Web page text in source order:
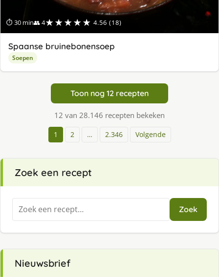
⏱ 30 min👥 4★★★★★ 4.56 (18)
Spaanse bruinebonensoep
Soepen
Toon nog 12 recepten
12 van 28.146 recepten bekeken
1 2 … 2.346 Volgende
Zoek een recept
Zoeken
naar:
Zoek
Nieuwsbrief